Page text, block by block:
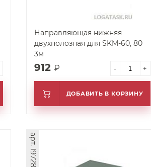
Направляющая нижняя
двухполозная для SKM-60, 80
3м
912 ₽ - +
ДОБАВИТЬ В КОРЗИНУ
арт. 19728